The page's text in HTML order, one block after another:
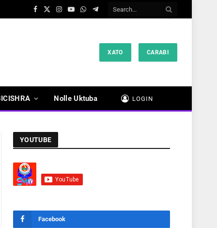
Facebook
X
Instagram
YouTube
WhatsApp
Telegram
XATO CARABI
Nolle Uktuba LOGIN
YOUTUBE
Facebook